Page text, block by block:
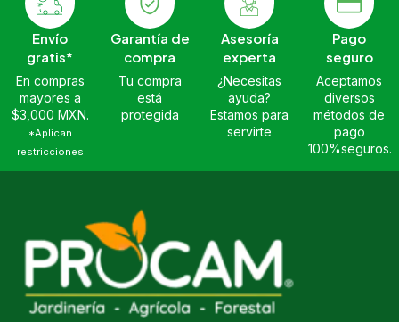
Envío
gratis*
En compras
mayores a
$3,000 MXN.
*Aplican
restricciones
Garantía de
compra
Tu compra
está
protegida
Asesoría
experta
¿Necesitas
ayuda?
Estamos para
servirte
Pago
seguro
Aceptamos
diversos
métodos de
pago
100%seguros.